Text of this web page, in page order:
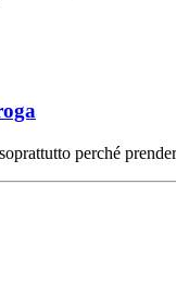
perché